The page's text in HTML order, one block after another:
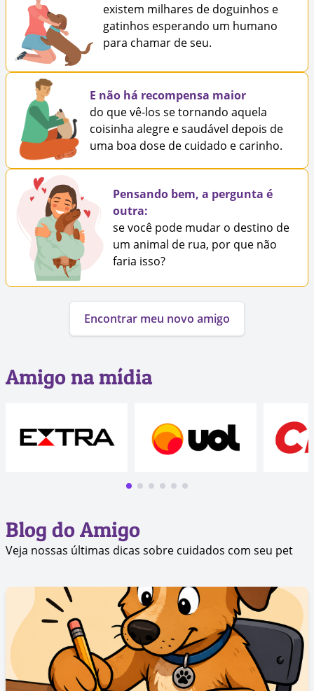
existem milhares de doguinhos e
gatinhos esperando um humano
para chamar de seu.
E não há recompensa maior
do que vê-los se tornando aquela
coisinha alegre e saudável depois de
uma boa dose de cuidado e carinho.
Pensando bem, a pergunta é
outra:
se você pode mudar o destino de
um animal de rua, por que não
faria isso?
Encontrar meu novo amigo
Amigo na mídia
Blog do Amigo
Veja nossas últimas dicas sobre cuidados com seu pet